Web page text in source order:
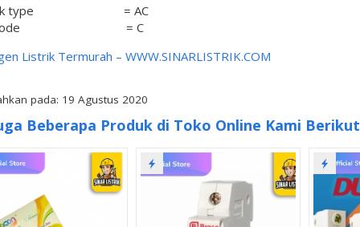
type = AC
code = C
Listrik Termurah – WWW.SINARLISTRIK.COM
pada: 19 Agustus 2020
Beberapa Produk di Toko Online Kami